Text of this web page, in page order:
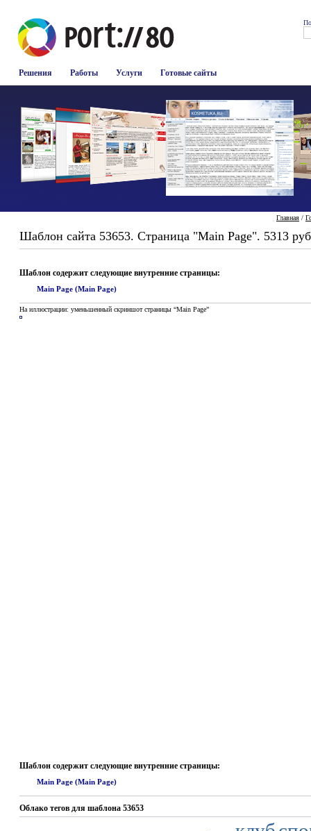
Решения Работы Услуги Готовые сайты
Главная /
Шаблон сайта 53653. Страница "Main Page". 5313
Шаблон содержит следующие внутренние страницы:
Main Page (Main Page)
На иллюстрации: уменьшенный скриншот страницы “Main Page”
Шаблон содержит следующие внутренние страницы:
Main Page (Main Page)
Облако тегов для шаблона 53653